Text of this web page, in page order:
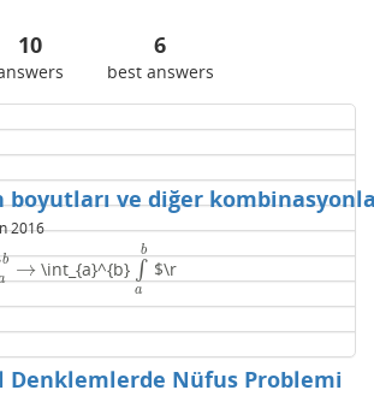
10 6
best answers
boyutları ve diğer
2016
b
b →
→ \int_{a}^{b} ∫
a
b
∫a b
$\r
Denklemlerde Nüfus Problemi